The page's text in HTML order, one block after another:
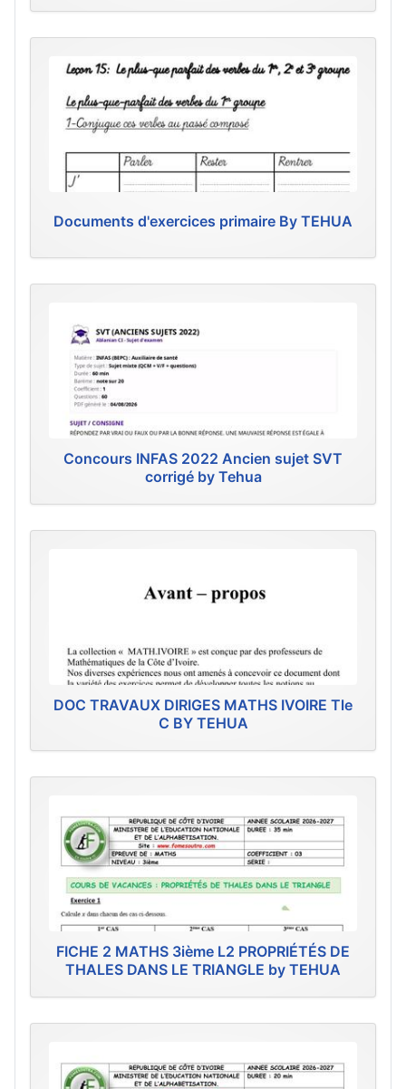
Documents d'exercices primaire By TEHUA
Concours INFAS 2022 Ancien sujet SVT
corrigé by Tehua
DOC TRAVAUX DIRIGES MATHS IVOIRE Tle
C BY TEHUA
FICHE 2 MATHS 3ième L2 PROPRIÉTÉS DE
THALES DANS LE TRIANGLE by TEHUA